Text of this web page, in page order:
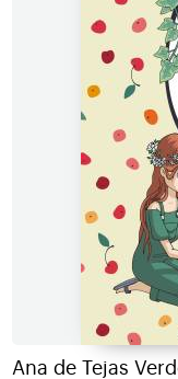
Ana de Tejas